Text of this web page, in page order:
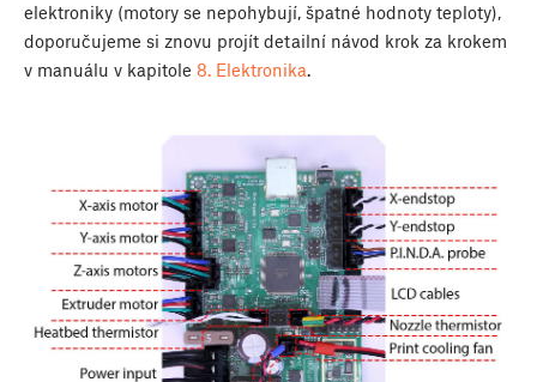
elektroniky (motory se nepohybují, špatné hodnoty teploty),
doporučujeme si znovu projít detailní návod krok za krokem
v manuálu v kapitole 8. Elektronika.